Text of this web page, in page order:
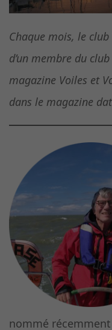
Chaque mois, le
d’un membre du
magazine Voiles et
dans le magazine
nommé